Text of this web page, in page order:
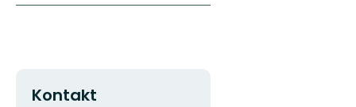
Kontakt